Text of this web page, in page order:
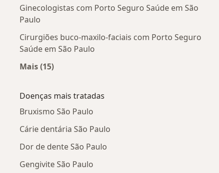
Ginecologistas com Porto Seguro Saúde em São
Paulo
Cirurgiões buco-maxilo-faciais com Porto Seguro
Saúde em São Paulo
Mais (15)
Doenças mais tratadas
Bruxismo São Paulo
Cárie dentária São Paulo
Dor de dente São Paulo
Gengivite São Paulo